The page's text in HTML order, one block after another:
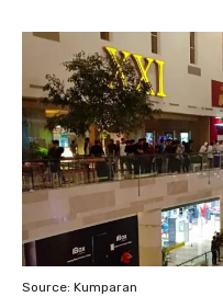
Source: Kumparan